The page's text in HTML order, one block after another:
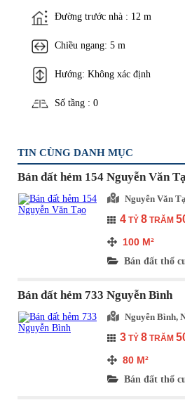
Đường trước nhà : 12 m
Chiều ngang: 5 m
Hướng: Không xác định
Số tầng : 0
TIN CÙNG DANH MỤC
Bán đất hẻm 154 Nguyễn Văn
Nguyễn Văn
4 TỶ8 TRĂM
100 M²
Bán đất thổ
Bán đất hẻm 733 Nguyễn Bình
Nguyễn Bình,
3 TỶ8 TRĂM
80 M²
Bán đất thổ